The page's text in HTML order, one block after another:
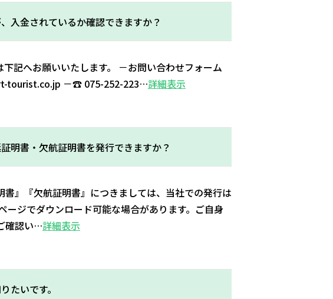
入金されているか確認できますか？
記へお願いいたします。 －お問い合わせフォーム
tourist.co.jp －☎ 075-252-223…詳細表示
明書・欠航証明書を発行できますか？
』『欠航証明書』につきましては、当社での発行は
ージでダウンロード可能な場合があります。ご自身
確認い…詳細表示
たいです。